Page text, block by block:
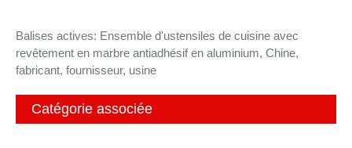
Balises actives: Ensemble d'ustensiles de cuisine avec
revêtement en marbre antiadhésif en aluminium, Chine,
fabricant, fournisseur, usine
Catégorie associée